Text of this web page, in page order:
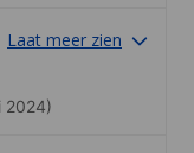
Laat meer zien
2024)